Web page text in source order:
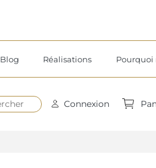
Blog Réalisations Pourquoi
Connexion